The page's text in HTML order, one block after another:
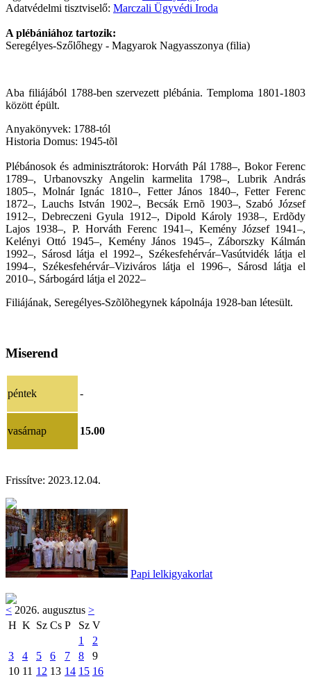
Adatvédelmi tisztviselő: Marczali Ügyvédi Iroda
A plébániához tartozik:
Seregélyes-Szőlőhegy - Magyarok Nagyasszonya (filia)
Aba filiájából 1788-ben szervezett plébánia. Temploma 1801-1803
között épült.
Anyakönyvek: 1788-tól
Historia Domus: 1945-tõl
Plébánosok és adminisztrátorok: Horváth Pál 1788–, Bokor Ferenc
1789–, Urbanovszky Angelin karmelita 1798–, Lubrik András
1805–, Molnár Ignác 1810–, Fetter János 1840–, Fetter Ferenc
1872–, Lauchs István 1902–, Becsák Ernõ 1903–, Szabó József
1912–, Debreczeni Gyula 1912–, Dipold Károly 1938–, Erdõdy
Lajos 1938–, P. Horváth Ferenc 1941–, Kemény József 1941–,
Kelényi Ottó 1945–, Kemény János 1945–, Záborszky Kálmán
1992–, Sárosd látja el 1992–, Székesfehérvár–Vasútvidék látja el
1994–, Székesfehérvár–Viziváros látja el 1996–, Sárosd látja el
2010–, Sárbogárd látja el 2022–
Filiájának, Seregélyes-Szõlõhegynek kápolnája 1928-ban létesült.
Miserend
péntek -
vasárnap 15.00
Frissítve: 2023.12.04.
Papi lelkigyakorlat
< 2026. augusztus >
H K Sz Cs P Sz V
1
2
3
4 5 6 7 8
9
10 11 12 13 14 15 16